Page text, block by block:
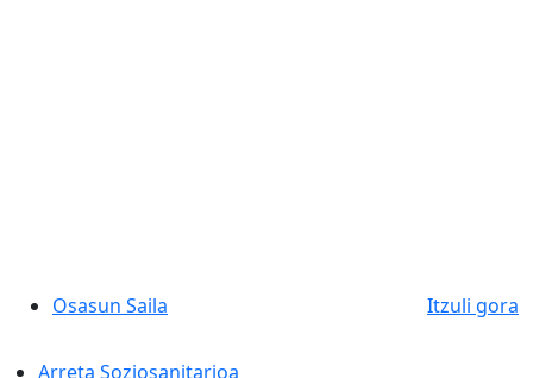
Osasun Saila Itzuli gora
Arreta Soziosanitarioa